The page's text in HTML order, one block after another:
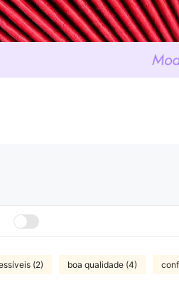
(2) boa qualidade (4)